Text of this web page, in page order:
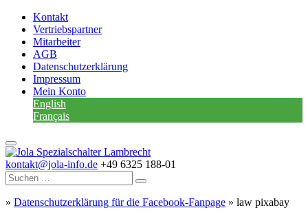
Kontakt
Vertriebspartner
Mitarbeiter
AGB
Datenschutzerklärung
Impressum
Mein Konto
English
Français
kontakt@jola-info.de +49 6325 188-01
» Datenschutzerklärung für die Facebook-Fanpage » law pixabay